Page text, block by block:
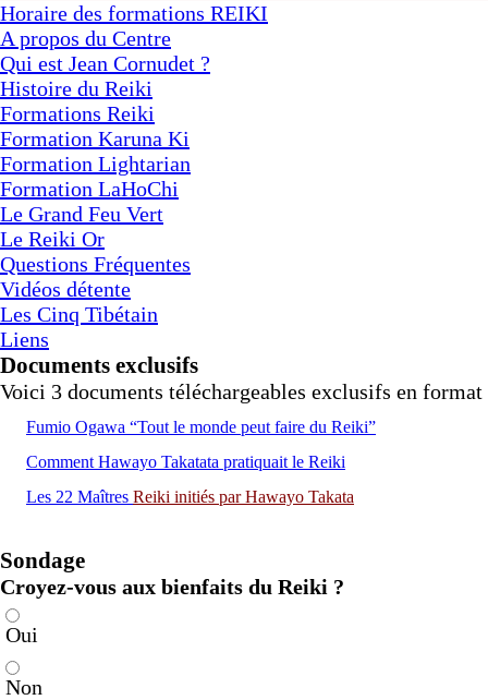
Horaire des formations REIKI
A propos du Centre
Qui est Jean Cornudet ?
Histoire du Reiki
Formations Reiki
Formation Karuna Ki
Formation Lightarian
Formation LaHoChi
Le Grand Feu Vert
Le Reiki Or
Questions Fréquentes
Vidéos détente
Les Cinq Tibétain
Liens
Documents exclusifs
Voici 3 documents téléchargeables exclusifs en
Fumio Ogawa “Tout le monde peut faire du Reiki”
Comment Hawayo Takatata pratiquait le Reiki
Les 22 Maîtres Reiki initiés par Hawayo Takata
Sondage
Croyez-vous aux bienfaits du Reiki ?
Oui
Non